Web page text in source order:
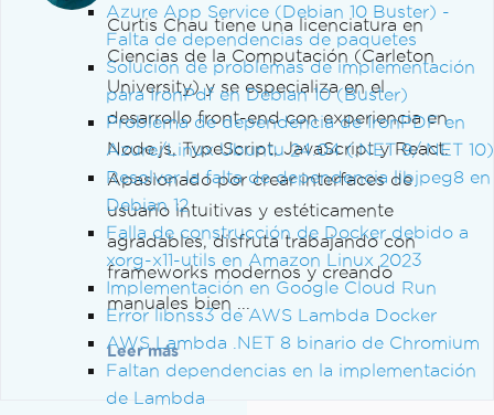
Azure App Service (Debian 10 Buster) -
Falta de dependencias de paquetes
Solución de problemas de implementación
para IronPdf en Debian 10 (Buster)
Problema de dependencia de IronPDF en
Azure/Linux Ubuntu 24.04 (.NET 9/.NET 10)
Resolver la falta de dependencia libjpeg8 en
Debian 12
Falla de construcción de Docker debido a
xorg-x11-utils en Amazon Linux 2023
Implementación en Google Cloud Run
Error libnss3 de AWS Lambda Docker
AWS Lambda .NET 8 binario de Chromium
Faltan dependencias en la implementación
de Lambda
Curtis Chau tiene una licenciatura en
Ciencias de la Computación (Carleton
University) y se especializa en el
desarrollo front-end con experiencia en
Node.js, TypeScript, JavaScript y React.
Apasionado por crear interfaces de
usuario intuitivas y estéticamente
agradables, disfruta trabajando con
frameworks modernos y creando
manuales bien ...
Leer más